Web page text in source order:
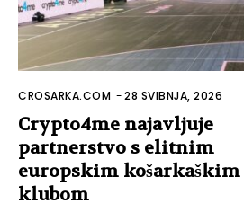
CROSARKA.COM -28 SVIBNJA, 2026
Crypto4me najavljuje
partnerstvo s elitnim
europskim košarkaškim
klubom